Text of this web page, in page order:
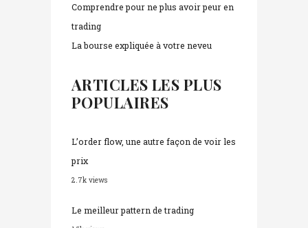
Comprendre pour ne plus avoir peur en
trading
La bourse expliquée à votre neveu
ARTICLES LES PLUS
POPULAIRES
L’order flow, une autre façon de voir les
prix
2.7k views
Le meilleur pattern de trading